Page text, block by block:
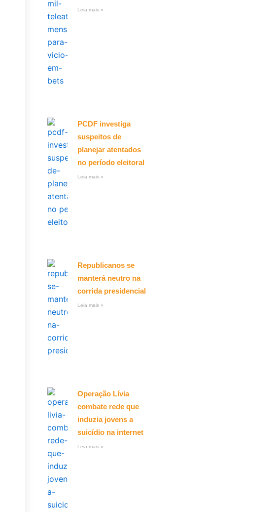
Leia mais »
PCDF investiga
suspeitos de
planejar atentados
no período eleitoral
Leia mais »
Republicanos se
manterá neutro na
corrida presidencial
Leia mais »
Operação Lívia
combate rede que
induzia jovens a
suicídio na internet
Leia mais »